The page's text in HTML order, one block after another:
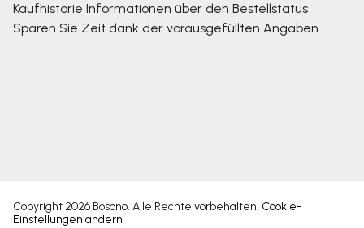
Kaufhistorie Informationen über den Bestellstatus
Sparen Sie Zeit dank der vorausgefüllten Angaben
Copyright 2026 Bosono. Alle Rechte vorbehalten. Cookie-
Einstellungen ändern